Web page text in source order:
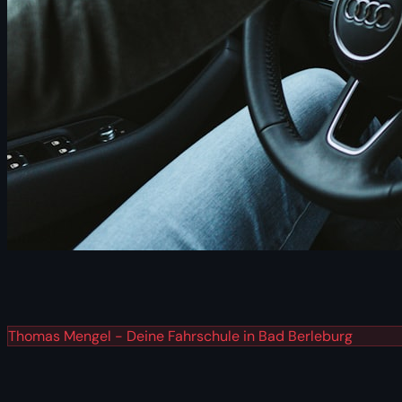
Thomas Mengel - Deine Fahrschule in Bad Berleburg